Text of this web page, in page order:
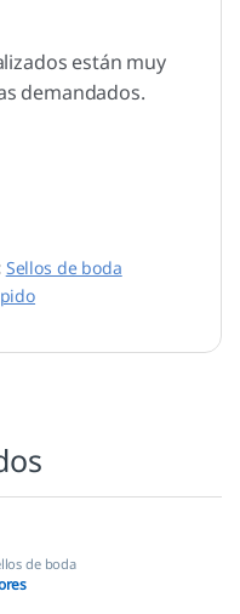
están muy
demandados.
Sellos de boda
de boda